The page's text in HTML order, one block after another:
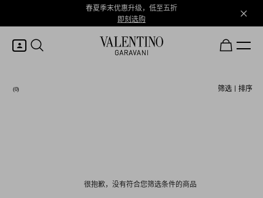
春夏季末优惠升级，低至五折
即刻选购
(0) 筛选 | 排序
很抱歉，没有符合您筛选条件的商品